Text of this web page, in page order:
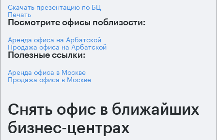
Скачать презентацию по БЦ
Печать
Посмотрите офисы поблизости:
Аренда офиса на Арбатской
Продажа офиса на Арбатской
Полезные ссылки:
Аренда офиса в Москве
Продажа офиса в Москве
Снять офис в ближайших
бизнес-центрах